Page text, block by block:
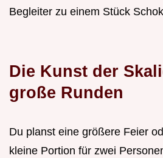
Begleiter zu einem Stück
Die Kunst der
große Runden
Du planst eine größere Feier
kleine Portion für zwei